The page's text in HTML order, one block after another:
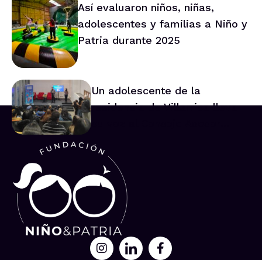
Así evaluaron niños, niñas,
adolescentes y familias a Niño y
Patria durante 2025
Un adolescente de la
residencia de Villarrica lleva